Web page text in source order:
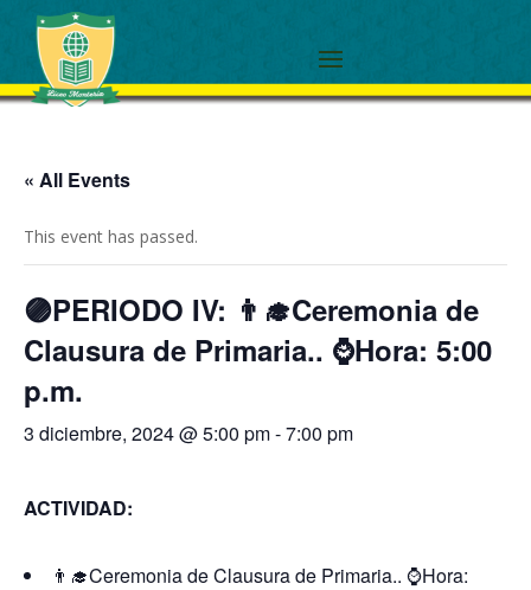
« All Events
This event has passed.
🟣PERIODO IV: 👨‍🎓Ceremonia de
Clausura de Primaria.. ⌚Hora: 5:00
p.m.
3 diciembre, 2024 @ 5:00 pm-7:00 pm
ACTIVIDAD:
👨‍🎓Ceremonia de Clausura de Primaria.. ⌚Hora: